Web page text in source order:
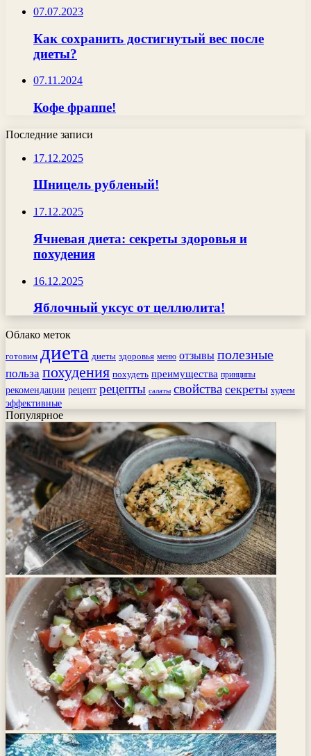
07.07.2023
Как сохранить достигнутый вес после
диеты?
07.11.2024
Кофе фраппе!
Последние записи
17.12.2025
Шницель рубленый!
17.12.2025
Ячневая диета: секреты здоровья и
похудения
16.12.2025
Яблочный уксус от целлюлита!
Облако меток
готовим диета диеты здоровья меню отзывы полезные
польза похудения похудеть преимущества принципы
рекомендации рецепт рецепты салаты свойства секреты худеем
эффективные
Популярное